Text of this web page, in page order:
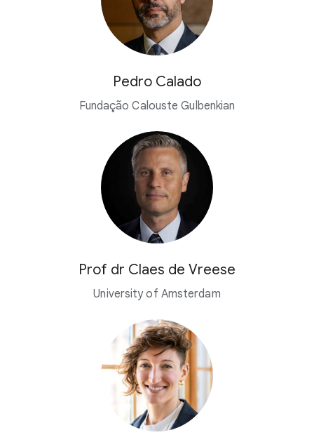
Pedro Calado
Fundação Calouste Gulbenkian
Prof dr Claes de Vreese
University of Amsterdam